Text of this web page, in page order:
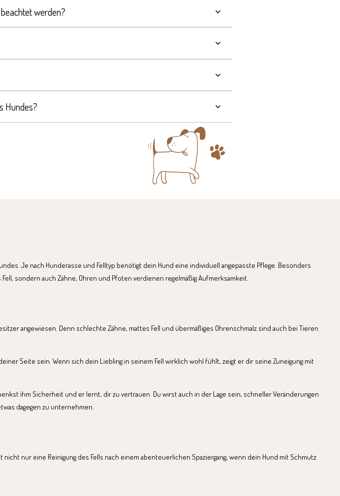
werden?
Hundes?
Je nach Hunderasse und Felltyp benötigt dein Hund eine individuell angepasste Pflege. Besonders
sondern auch Zähne, Ohren und Pfoten verdienen regelmäßig Aufmerksamkeit.
angewiesen. Denn schlechte Zähne, mattes Fell und übermäßiges Ohrenschmalz sind auch bei Tieren
Seite sein. Wenn sich dein Liebling in seinem Fell wirklich wohl fühlt, zeigt er dir seine Zuneigung mit
ihm Sicherheit und er lernt, dir zu vertrauen. Du wirst auch in der Lage sein, schneller Veränderungen
dagegen zu unternehmen.
nur eine Reinigung des Fells nach einem abenteuerlichen Spaziergang, wenn dein Hund mit Schmutz